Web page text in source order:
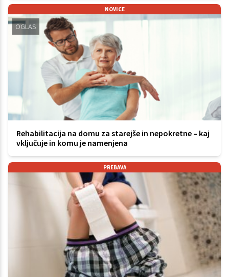
NOVICE
OGLAS
Rehabilitacija na domu za starejše in nepokretne – kaj
vključuje in komu je namenjena
PREBAVA